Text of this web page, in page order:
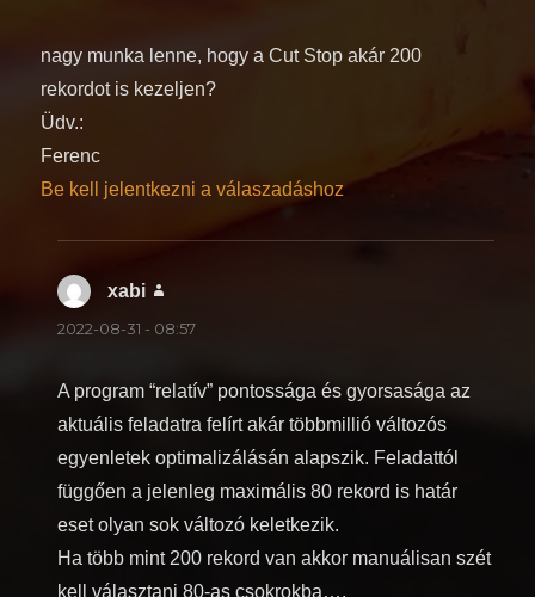
nagy munka lenne, hogy a Cut Stop akár 200
rekordot is kezeljen?
Üdv.:
Ferenc
Be kell jelentkezni a válaszadáshoz
xabi
2022-08-31 - 08:57
A program “relatív” pontossága és gyorsasága az
aktuális feladatra felírt akár többmillió változós
egyenletek optimalizálásán alapszik. Feladattól
függően a jelenleg maximális 80 rekord is határ
eset olyan sok változó keletkezik.
Ha több mint 200 rekord van akkor manuálisan szét
kell választani 80-as csokrokba….